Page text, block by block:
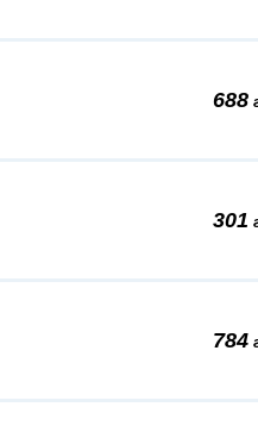
688
301
784